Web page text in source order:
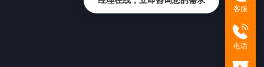
客服
电话